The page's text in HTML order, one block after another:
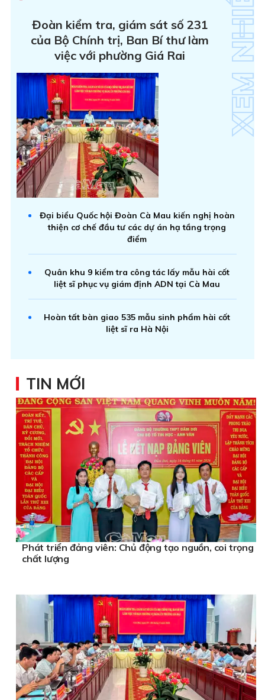
Đoàn kiểm tra, giám sát số 231
của Bộ Chính trị, Ban Bí thư làm
việc với phường Giá Rai
Đại biểu Quốc hội Đoàn Cà Mau kiến nghị hoàn
thiện cơ chế đầu tư các dự án hạ tầng trọng
điểm
Quân khu 9 kiểm tra công tác lấy mẫu hài cốt
liệt sĩ phục vụ giám định ADN tại Cà Mau
Hoàn tất bàn giao 535 mẫu sinh phẩm hài cốt
liệt sĩ ra Hà Nội
TIN MỚI
Phát triển đảng viên: Chủ động tạo nguồn, coi trọng
chất lượng